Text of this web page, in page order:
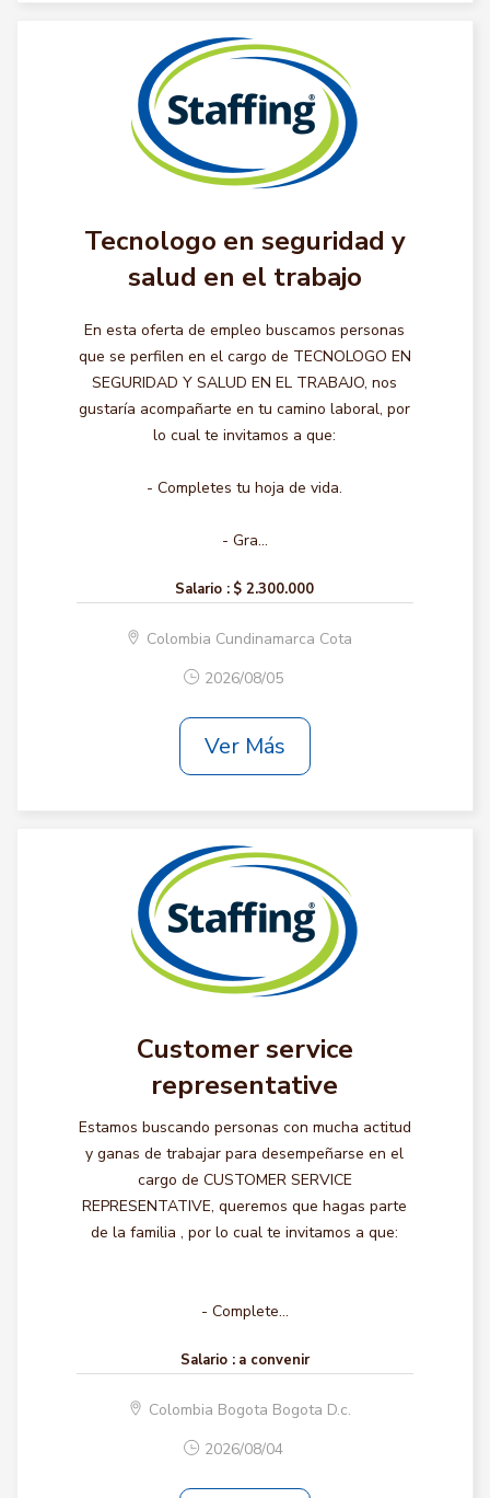
Tecnologo en seguridad y
salud en el trabajo
En esta oferta de empleo buscamos personas
que se perfilen en el cargo de TECNOLOGO EN
SEGURIDAD Y SALUD EN EL TRABAJO, nos
gustaría acompañarte en tu camino laboral, por
lo cual te invitamos a que:
- Completes tu hoja de vida.
- Gra...
Salario : $ 2.300.000
Colombia Cundinamarca Cota
2026/08/05
Ver Más
Customer service
representative
Estamos buscando personas con mucha actitud
y ganas de trabajar para desempeñarse en el
cargo de CUSTOMER SERVICE
REPRESENTATIVE, queremos que hagas parte
de la familia , por lo cual te invitamos a que:
- Complete...
Salario : a convenir
Colombia Bogota Bogota D.c.
2026/08/04